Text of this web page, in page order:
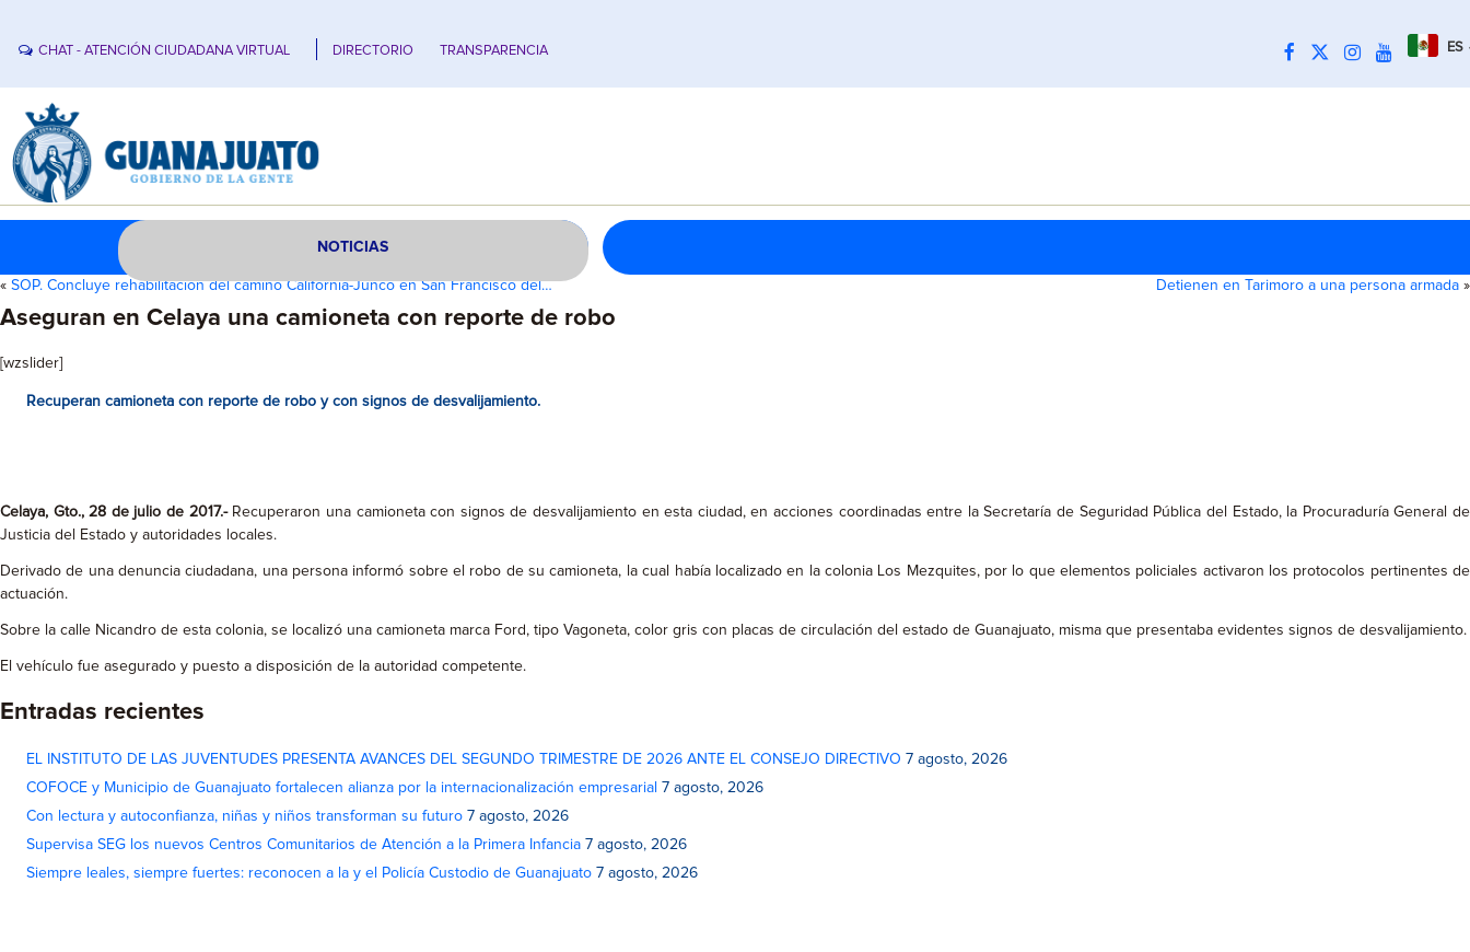
CHAT - ATENCIÓN CIUDADANA VIRTUAL DIRECTORIO TRANSPARENCIA ES
NOTICIAS
« SOP. Concluye rehabilitación del camino California-Junco en San Francisco del… Detienen en Tarimoro a una persona armada »
Aseguran en Celaya una camioneta con reporte de robo
[wzslider]
Recuperan camioneta con reporte de robo y con signos de desvalijamiento.
Celaya, Gto., 28 de julio de 2017.- Recuperaron una camioneta con signos de desvalijamiento en esta ciudad, en acciones coordinadas entre la Secretaría de Seguridad Pública del Estado, la Procuraduría General de
Justicia del Estado y autoridades locales.
Derivado de una denuncia ciudadana, una persona informó sobre el robo de su camioneta, la cual había localizado en la colonia Los Mezquites, por lo que elementos policiales activaron los protocolos pertinentes de
actuación.
Sobre la calle Nicandro de esta colonia, se localizó una camioneta marca Ford, tipo Vagoneta, color gris con placas de circulación del estado de Guanajuato, misma que presentaba evidentes signos de desvalijamiento.
El vehículo fue asegurado y puesto a disposición de la autoridad competente.
Entradas recientes
EL INSTITUTO DE LAS JUVENTUDES PRESENTA AVANCES DEL SEGUNDO TRIMESTRE DE 2026 ANTE EL CONSEJO DIRECTIVO 7 agosto, 2026
COFOCE y Municipio de Guanajuato fortalecen alianza por la internacionalización empresarial 7 agosto, 2026
Con lectura y autoconfianza, niñas y niños transforman su futuro 7 agosto, 2026
Supervisa SEG los nuevos Centros Comunitarios de Atención a la Primera Infancia 7 agosto, 2026
Siempre leales, siempre fuertes: reconocen a la y el Policía Custodio de Guanajuato 7 agosto, 2026